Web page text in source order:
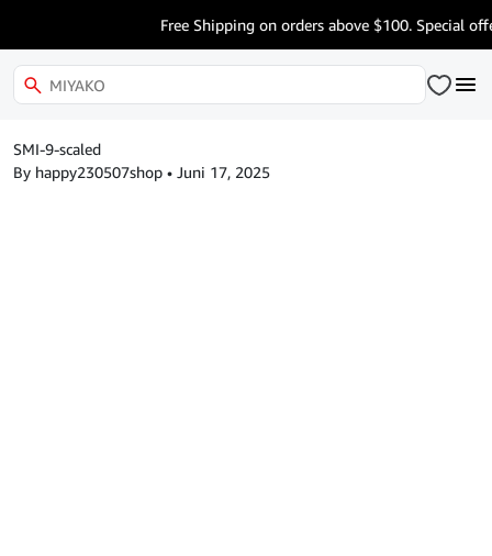
Free Shipping on orders above $100. Special
SMI-9-scaled
By happy230507shop • Juni 17, 2025